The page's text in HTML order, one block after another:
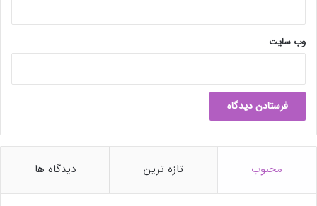
وب‌ سایت
محبوب تازه ترین دیدگاه ها